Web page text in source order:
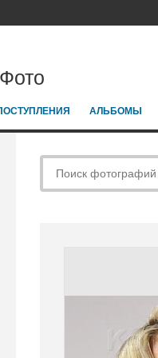
Фото
АЛЬБОМЫ